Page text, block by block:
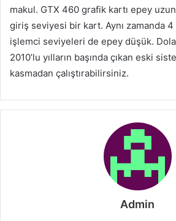
makul. GTX 460 grafik kartı epey
giriş seviyesi bir kart. Aynı zamanda 4
işlemci seviyeleri de epey düşük.
2010’lu yılların başında çıkan eski
kasmadan çalıştırabilirsiniz.
Admin